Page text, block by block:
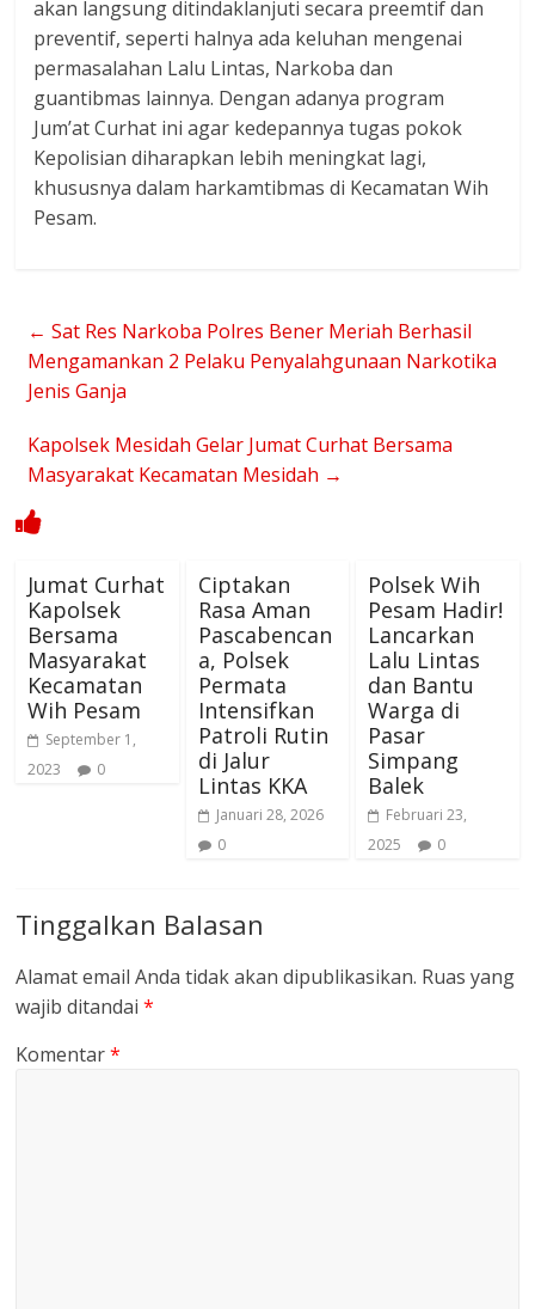
akan langsung ditindaklanjuti secara preemtif dan
preventif, seperti halnya ada keluhan mengenai
permasalahan Lalu Lintas, Narkoba dan
guantibmas lainnya. Dengan adanya program
Jum’at Curhat ini agar kedepannya tugas pokok
Kepolisian diharapkan lebih meningkat lagi,
khususnya dalam harkamtibmas di Kecamatan Wih
Pesam.
← Sat Res Narkoba Polres Bener Meriah Berhasil
Mengamankan 2 Pelaku Penyalahgunaan Narkotika
Jenis Ganja
Kapolsek Mesidah Gelar Jumat Curhat Bersama
Masyarakat Kecamatan Mesidah →
Jumat Curhat
Kapolsek
Bersama
Masyarakat
Kecamatan
Wih Pesam
September 1,
2023
0
Ciptakan
Rasa Aman
Pascabencan
a, Polsek
Permata
Intensifkan
Patroli Rutin
di Jalur
Lintas KKA
Januari 28, 2026
0
Polsek Wih
Pesam Hadir!
Lancarkan
Lalu Lintas
dan Bantu
Warga di
Pasar
Simpang
Balek
Februari 23,
2025
0
Tinggalkan Balasan
Alamat email Anda tidak akan dipublikasikan. Ruas yang
wajib ditandai*
Komentar*